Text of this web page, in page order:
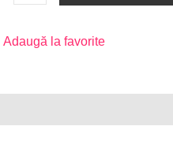
Adaugă la favorite